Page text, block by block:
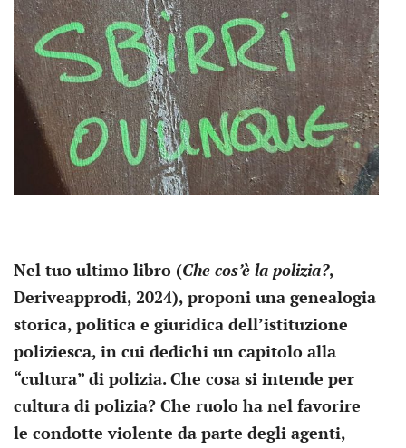
Nel tuo ultimo libro (Che cos’è la polizia?,
Deriveapprodi, 2024), proponi una genealogia
storica, politica e giuridica dell’istituzione
poliziesca, in cui dedichi un capitolo alla
“cultura” di polizia. Che cosa si intende per
cultura di polizia? Che ruolo ha nel favorire
le condotte violente da parte degli agenti,